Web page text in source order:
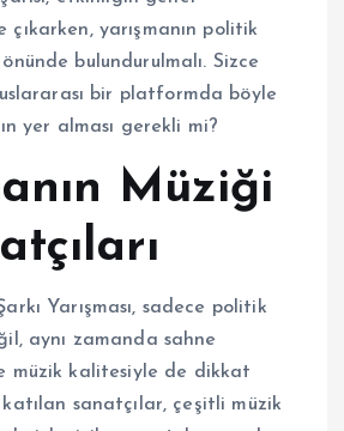
yarışmanın politik
bulundurulmalı. Sizce
bir platformda böyle
yer alması gerekli mi?
Müziği
Yarışması, sadece politik
aynı zamanda sahne
müzik kalitesiyle de dikkat
sanatçılar, çeşitli müzik